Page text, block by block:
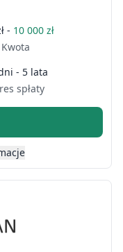
- 10 000 zł
Kwota
- 5 lata
spłaty